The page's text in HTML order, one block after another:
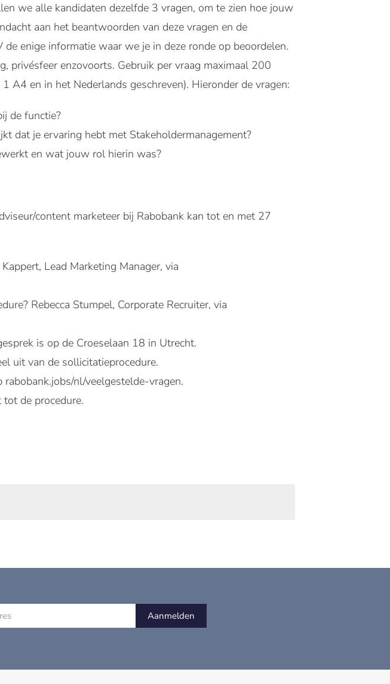
we alle kandidaten dezelfde 3 vragen, om te zien hoe jouw
aan het beantwoorden van deze vragen en de
enige informatie waar we je in deze ronde op beoordelen.
privésfeer enzovoorts. Gebruik per vraag maximaal 200
A4 en in het Nederlands geschreven). Hieronder de vragen:
de functie?
dat je ervaring hebt met Stakeholdermanagement?
en wat jouw rol hierin was?
content marketeer bij Rabobank kan tot en met 27
Lead Marketing Manager, via
Rebecca Stumpel, Corporate Recruiter, via
is op de Croeselaan 18 in Utrecht.
uit van de sollicitatieprocedure.
nl/veelgestelde-vragen.
de procedure.
Aanmelden